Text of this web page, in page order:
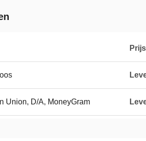
Prijs
Union, D/A, MoneyGram